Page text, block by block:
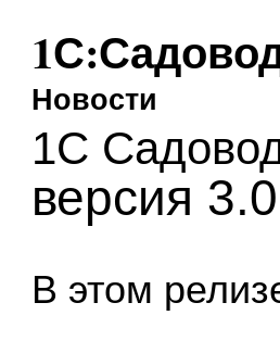
Новости
1С
версия
В этом